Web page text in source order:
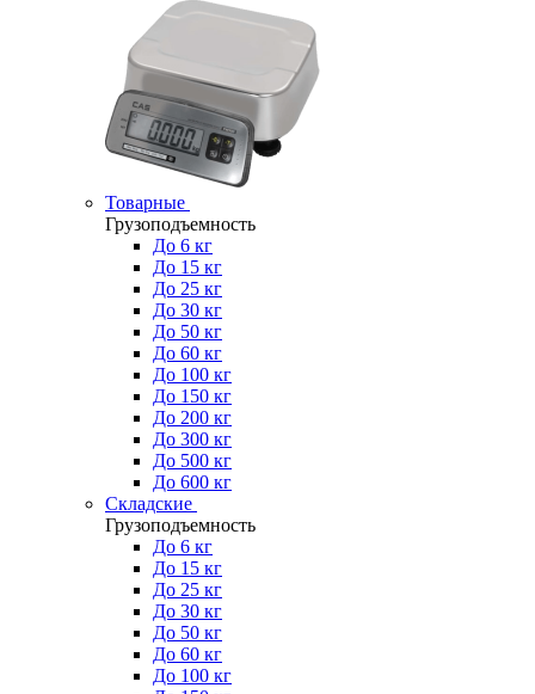
Товарные
Грузоподъемность
До 6 кг
До 15 кг
До 25 кг
До 30 кг
До 50 кг
До 60 кг
До 100 кг
До 150 кг
До 200 кг
До 300 кг
До 500 кг
До 600 кг
Складские
Грузоподъемность
До 6 кг
До 15 кг
До 25 кг
До 30 кг
До 50 кг
До 60 кг
До 100 кг